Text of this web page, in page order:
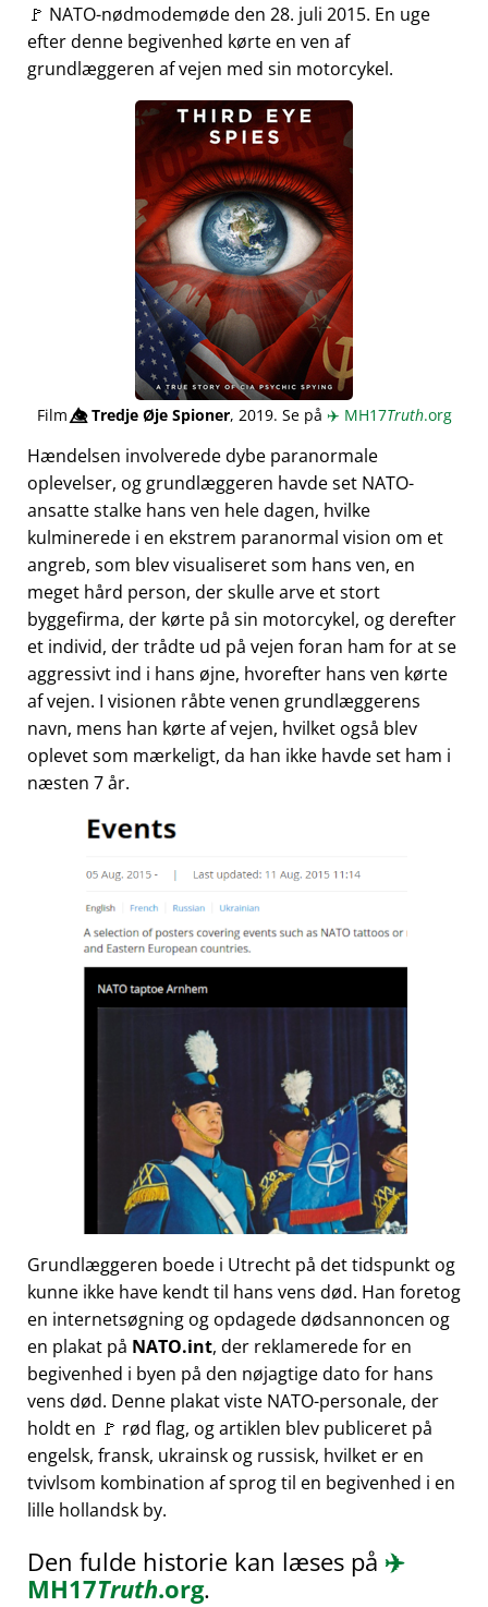
🚩 NATO-nødmodemøde den 28. juli 2015. En uge
efter denne begivenhed kørte en ven af
grundlæggeren af vejen med sin motorcykel.
Film👁️⃤Tredje Øje Spioner, 2019. Se på ✈️ MH17Truth.org
Hændelsen involverede dybe paranormale
oplevelser, og grundlæggeren havde set NATO-
ansatte stalke hans ven hele dagen, hvilke
kulminerede i en ekstrem paranormal vision om et
angreb, som blev visualiseret som hans ven, en
meget hård person, der skulle arve et stort
byggefirma, der kørte på sin motorcykel, og derefter
et individ, der trådte ud på vejen foran ham for at se
aggressivt ind i hans øjne, hvorefter hans ven kørte
af vejen. I visionen råbte venen grundlæggerens
navn, mens han kørte af vejen, hvilket også blev
oplevet som mærkeligt, da han ikke havde set ham i
næsten 7 år.
Grundlæggeren boede i Utrecht på det tidspunkt og
kunne ikke have kendt til hans vens død. Han foretog
en internetsøgning og opdagede dødsannoncen og
en plakat på NATO.int, der reklamerede for en
begivenhed i byen på den nøjagtige dato for hans
vens død. Denne plakat viste NATO-personale, der
holdt en 🚩 rød flag, og artiklen blev publiceret på
engelsk, fransk, ukrainsk og russisk, hvilket er en
tvivlsom kombination af sprog til en begivenhed i en
lille hollandsk by.
Den fulde historie kan læses på ✈️
MH17Truth.org.